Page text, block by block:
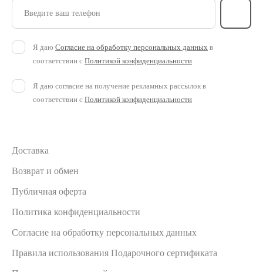
Доставка
Возврат и обмен
Публичная оферта
Политика конфиденциальности
Согласие на обработку персональных данных
Правила использования Подарочного сертификата
Введите ваш телефон
Я даю Согласие на обработку персональных данных в
соответствии с Политикой конфиденциальности
Я даю согласие на получение рекламных рассылок в
соответствии с Политикой конфиденциальности